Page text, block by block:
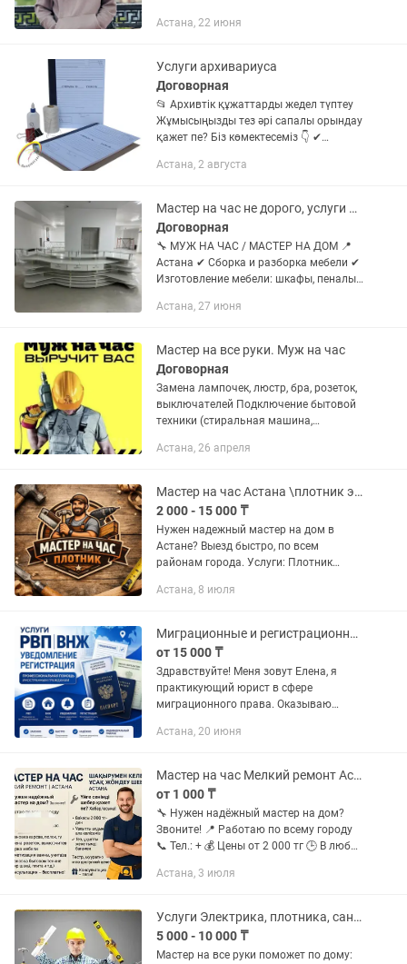
Астана, 22 июня
Услуги архивариуса
Договорная
📂 Архивтік құжаттарды жедел түптеу
Жұмысыңызды тез әрі сапалы орындау
қажет пе? Біз көмектесеміз 👇 ✔
түптеу ✔ Тұтас, берік қатты мұқаба ✔
Астана, 2 августа
Мастер на час не дорого, услуги мебельщика сборка разборка опыт 15 лет
Договорная
🔧 МУЖ НА ЧАС / МАСТЕР НА ДОМ 📍
Астана ✔ Сборка и разборка мебели ✔
Изготовление мебели: шкафы, пеналы,
Установка люстр, карнизов, ТВ ✔
Астана, 27 июня
Мастер на все руки. Муж на час
Договорная
Замена лампочек, люстр, бра, розеток,
выключателей Подключение бытовой
техники (стиральная машина,
ремонт проводки Сантехника
Замена...
Астана, 26 апреля
Мастер на час Астана \плотник электрик сантехник / 24/7
2 000 - 15 000 ₸
Нужен надежный мастер на дом в
Астане? Выезд быстро, по всем
районам города. Услуги: Плотник
установка, ремонт Сантехник —
Астана, 8 июля
Миграционные и регистрационные услуги
от 15 000 ₸
Здравствуйте! Меня зовут Елена, я
практикующий юрист в сфере
миграционного права. Оказываю
следующих вопросах: • Оформление
Получение...
Астана, 20 июня
Мастер на час Мелкий ремонт Астана Мужчина час гарантия качество!
от 1 000 ₸
🔧 Нужен надёжный мастер на дом?
Звоните! 📍 Работаю по всему городу
📞 Тел.: + 💰 Цены от 2 000 тг 🕒 В любое
Установка карнизов, полок,
Астана, 3 июля
Услуги Электрика, плотника, сантехника,сварщика
5 000 - 10 000 ₸
Мастер на все руки поможет по дому: